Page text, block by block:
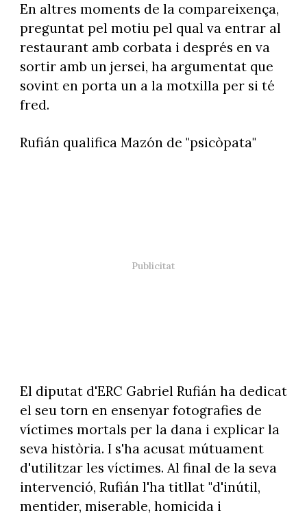
En altres moments de la compareixença,
preguntat pel motiu pel qual va entrar al
restaurant amb corbata i després en va
sortir amb un jersei, ha argumentat que
sovint en porta un a la motxilla per si té
fred.
Rufián qualifica Mazón de "psicòpata"
El diputat d'ERC Gabriel Rufián ha dedicat
el seu torn en ensenyar fotografies de
víctimes mortals per la dana i explicar la
seva història. I s'ha acusat mútuament
d'utilitzar les víctimes. Al final de la seva
intervenció, Rufián l'ha titllat "d'inútil,
mentider, miserable, homicida i